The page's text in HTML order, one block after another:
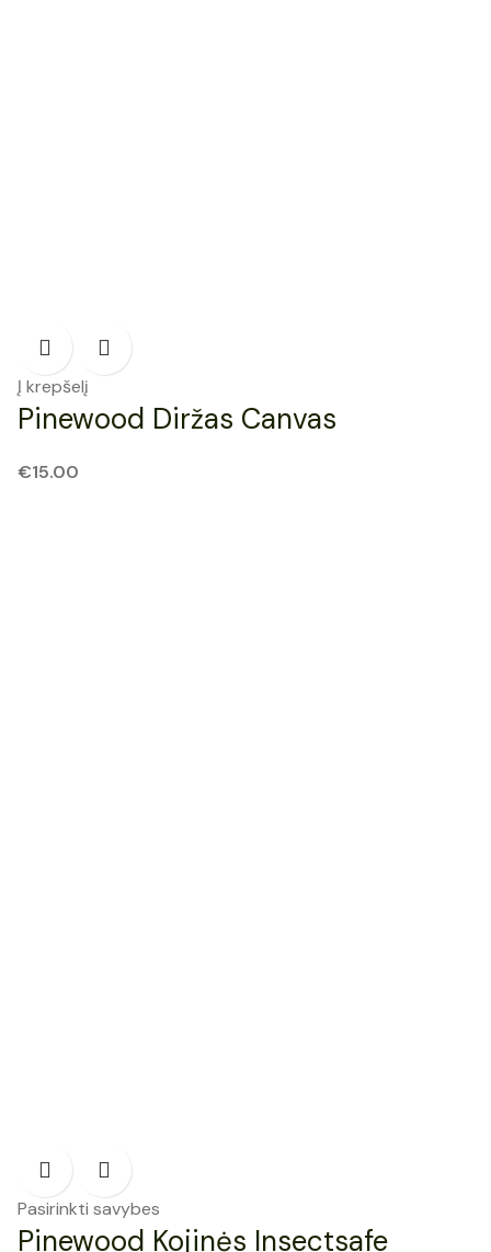
Į krepšelį
Pinewood Diržas Canvas
€15.00
Pasirinkti savybes
Pinewood Kojinės Insectsafe